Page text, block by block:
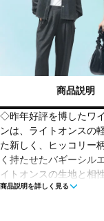
商品説明
◇昨年好評を博したワ
ンは、ライトオンスの
た新しく、ヒッコリー
く持たせたバギーシル
イトオンスの生地と相
仕様で、ベルトレスで
商品説明を詳しく見る